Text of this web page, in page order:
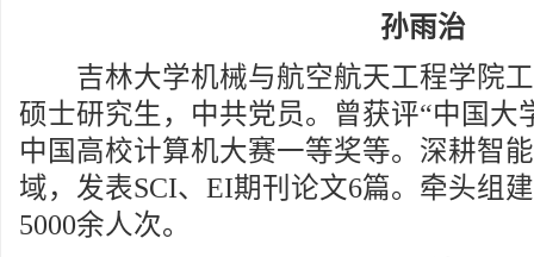
孙雨治
吉林大学机械与航空航天工程学院工
硕士研究生，中共党员。曾获评“中国大
中国高校计算机大赛一等奖等。深耕智
域，发表SCI、EI期刊论文6篇。牵头组
5000余人次。